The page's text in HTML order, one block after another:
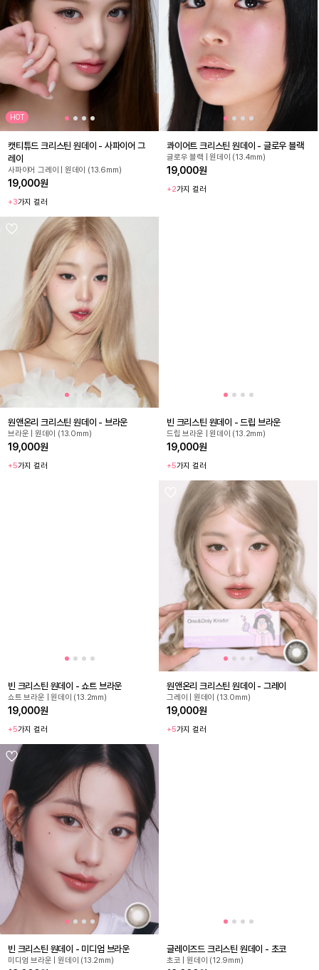
HOT
캣티튜드 크리스틴 원데이 - 사파이어 그
레이
사파이어 그레이 | 원데이 (13.6mm)
19,000원
+3가지 컬러
콰이어트 크리스틴 원데이 - 글로우 블랙
글로우 블랙 | 원데이 (13.4mm)
19,000원
+2가지 컬러
원앤온리 크리스틴 원데이 - 브라운
브라운 | 원데이 (13.0mm)
19,000원
+5가지 컬러
빈 크리스틴 원데이 - 드립 브라운
드립 브라운 | 원데이 (13.2mm)
19,000원
+5가지 컬러
빈 크리스틴 원데이 - 쇼트 브라운
쇼트 브라운 | 원데이 (13.2mm)
19,000원
+5가지 컬러
원앤온리 크리스틴 원데이 - 그레이
그레이 | 원데이 (13.0mm)
19,000원
+5가지 컬러
빈 크리스틴 원데이 - 미디엄 브라운
미디엄 브라운 | 원데이 (13.2mm)
글레이즈드 크리스틴 원데이 - 초코
초코 | 원데이 (12.9mm)